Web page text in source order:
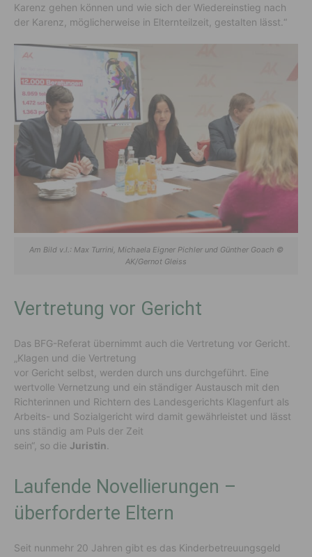
Karenz gehen können und wie sich der Wiedereinstieg nach
der Karenz, möglicherweise in Elternteilzeit, gestalten lässt.“
Am Bild v.l.: Max Turrini, Michaela Eigner Pichler und Günther Goach ©
AK/Gernot Gleiss
Vertretung vor Gericht
Das BFG-Referat übernimmt auch die Vertretung vor Gericht.
„Klagen und die Vertretung
vor Gericht selbst, werden durch uns durchgeführt. Eine
wertvolle Vernetzung und ein ständiger Austausch mit den
Richterinnen und Richtern des Landesgerichts Klagenfurt als
Arbeits- und Sozialgericht wird damit gewährleistet und lässt
uns ständig am Puls der Zeit
sein“, so die Juristin
Laufende Novellierungen –
überforderte Eltern
Seit nunmehr 20 Jahren gibt es das Kinderbetreuungsgeld